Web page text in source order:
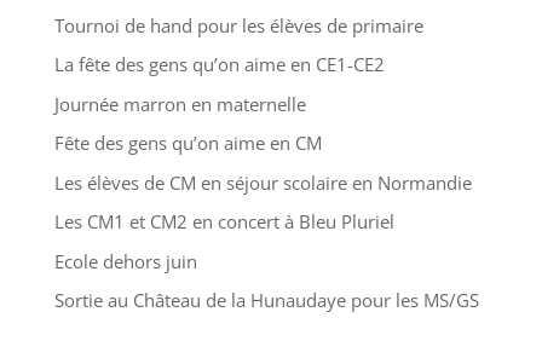
Tournoi de hand pour les élèves de primaire
La fête des gens qu’on aime en CE1-CE2
Journée marron en maternelle
Fête des gens qu’on aime en CM
Les élèves de CM en séjour scolaire en Normandie
Les CM1 et CM2 en concert à Bleu Pluriel
Ecole dehors juin
Sortie au Château de la Hunaudaye pour les MS/GS